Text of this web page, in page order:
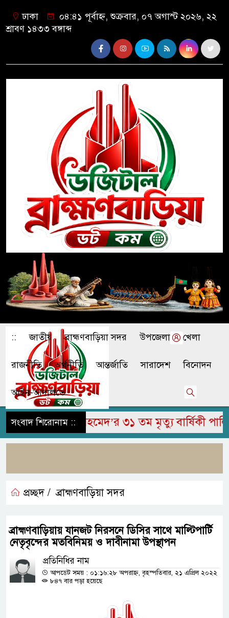
ঢাকা
০৪:৪১ পূর্বাহ্ন, শুক্রবার, ০৭ অগাস্ট ২০২৬, ২২
শ্রাবণ ১৪৩৩ বঙ্গাব্দ
:: জাতীয় ব্রাহ্মণবাড়িয়া সদর উপজেলা খেলা
রাজনীতি অর্থনীতি আন্তর্জাতি সারাদেশ বিনোদন
আইন-আদালতে
সংবাদ শিরোনাম ::
উদ্দিন আহমেদ’র ৩১ তম মৃত্যু বার্ষিকী পালিত
প্রচ্ছদ / ব্রাহ্মণবাড়িয়া সদর
ব্রাহ্মণবাড়িয়ায় যানজট নিরসনে ডিসির সাথে মাল্টিপার্টি
নেতৃবৃন্দের মতবিনিময় ও দাবীনামা উপস্থাপন
প্রতিনিধির নাম
আপডেট সময় : ০১:১৬:২৮ অপরাহ্ন, বৃহস্পতিবার, ২১ এপ্রিল ২০২২
৮৪৭ বার পড়া হয়েছে